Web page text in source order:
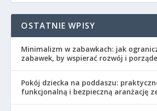
OSTATNIE WPISY
Minimalizm w zabawkach: jak
zabawek, by wspierać rozwój i
Pokój dziecka na poddaszu:
funkcjonalną i bezpieczną aranżację